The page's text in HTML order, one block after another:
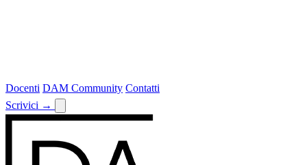
Docenti DAM Community Contatti
Scrivici →